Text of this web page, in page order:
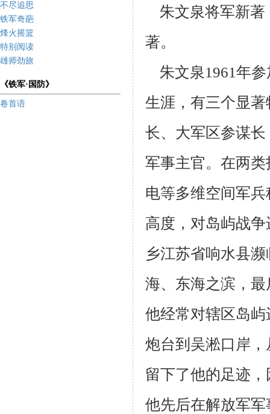
不尽追思
铁军奇葩
烽火摇篮
特别阅读
雄师劲旅
《铁军·国防》
卷首语
朱文泉将军新著
著。
朱文泉1961年参
生涯，有三个显
长、大军区参谋
军事主官。在两
电等多维空间军
高度，对岛屿战
乡江苏省响水县
海、东海之滨，
他经常对辖区岛
炮台到吴淞口岸
留下了他的足迹
他先后在解放军